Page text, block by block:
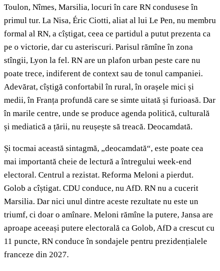
Toulon, Nîmes, Marsilia, locuri în care RN condusese în
primul tur. La Nisa, Éric Ciotti, aliat al lui Le Pen, nu membru
formal al RN, a cîștigat, ceea ce partidul a putut prezenta ca
pe o victorie, dar cu asteriscuri. Parisul rămîne în zona
stîngii, Lyon la fel. RN are un plafon urban peste care nu
poate trece, indiferent de context sau de tonul campaniei.
Adevărat, cîștigă confortabil în rural, în orașele mici și
medii, în Franța profundă care se simte uitată și furioasă. Dar
în marile centre, unde se produce agenda politică, culturală
și mediatică a țării, nu reușește să treacă. Deocamdată.
Și tocmai această sintagmă, „deocamdată“, este poate cea
mai importantă cheie de lectură a întregului week-end
electoral. Centrul a rezistat. Reforma Meloni a pierdut.
Golob a cîștigat. CDU conduce, nu AfD. RN nu a cucerit
Marsilia. Dar nici unul dintre aceste rezultate nu este un
triumf, ci doar o amînare. Meloni rămîne la putere, Jansa are
aproape aceeași putere electorală ca Golob, AfD a crescut cu
11 puncte, RN conduce în sondajele pentru prezidențialele
franceze din 2027.